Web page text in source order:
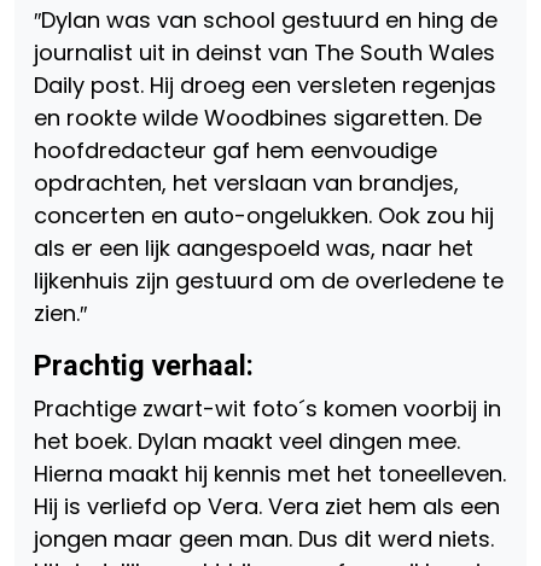
″Dylan was van school gestuurd en hing de
journalist uit in deinst van The South Wales
Daily post. Hij droeg een versleten regenjas
en rookte wilde Woodbines sigaretten. De
hoofdredacteur gaf hem eenvoudige
opdrachten, het verslaan van brandjes,
concerten en auto-ongelukken. Ook zou hij
als er een lijk aangespoeld was, naar het
lijkenhuis zijn gestuurd om de overledene te
zien.″
Prachtig verhaal:
Prachtige zwart-wit foto´s komen voorbij in
het boek. Dylan maakt veel dingen mee.
Hierna maakt hij kennis met het toneelleven.
Hij is verliefd op Vera. Vera ziet hem als een
jongen maar geen man. Dus dit werd niets.